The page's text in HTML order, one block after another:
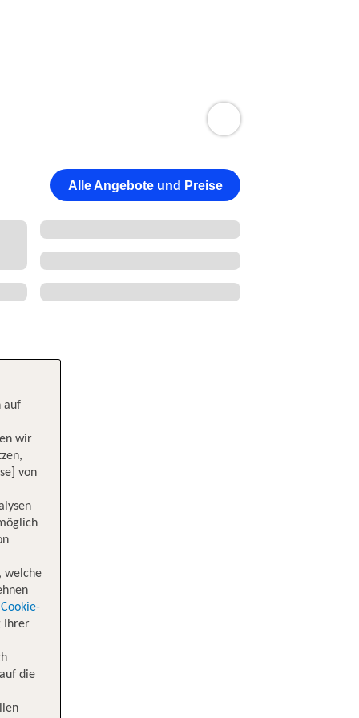
Alle Angebote und Preise
auf
wir
von
welche
Cookie-
Ihrer
die